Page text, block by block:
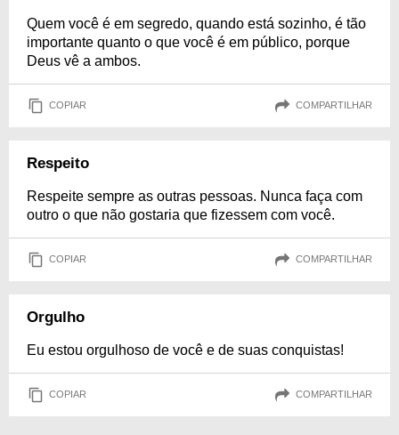
Quem você é em segredo, quando está sozinho, é tão
importante quanto o que você é em público, porque
Deus vê a ambos.
COPIAR COMPARTILHAR
Respeito
Respeite sempre as outras pessoas. Nunca faça com
outro o que não gostaria que fizessem com você.
COPIAR COMPARTILHAR
Orgulho
Eu estou orgulhoso de você e de suas conquistas!
COPIAR COMPARTILHAR